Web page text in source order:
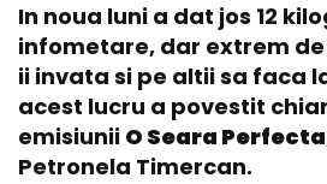
In noua luni a dat jos 12
infometare, dar extrem
ii invata si pe altii sa faca
acest lucru a povestit
emisiunii O Seara
Petronela Timercan.